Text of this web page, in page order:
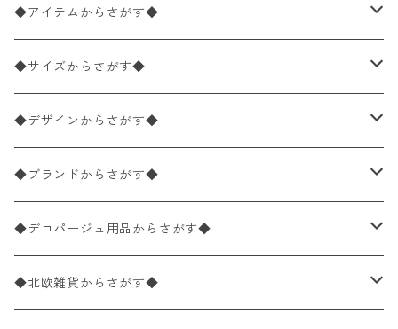
◆アイテムからさがす◆
ペーパーナプキン2枚バラ売り
ペーパーナプキン1枚バラ売り
ペーパーナプキン20枚入りパック
ペーパーナプキン10枚入りパック
ライスペーパー
◆サイズからさがす◆
33×33cm（ランチサイズ）
バラ売り
パック売り
25×25cm（カクテルサイズ）
バラ売り
パック売り
40×40cm（ディナーサイズ）
バラ売り
21×21cm（ポケットサイズ）
◆デザインからさがす◆
花柄
植物・グリーン柄
動物・鳥・昆虫・蝶柄
◆ブランドからさがす◆
ドイツ製 IHR/イア
ランチサイズ
ドイツ製 Ambiente/アンビエンテ
◆デコパージュ用品からさがす◆
デコパージュ液
◆北欧雑貨からさがす◆